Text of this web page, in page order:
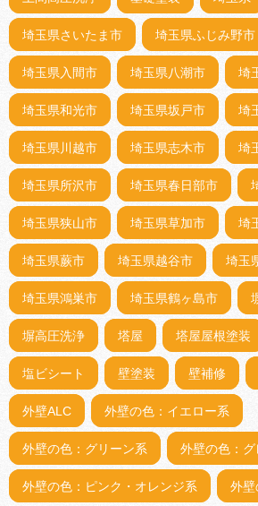
埼玉県さいたま市 埼玉県ふじみ野市
埼玉県入間市 埼玉県八潮市 埼
埼玉県和光市 埼玉県坂戸市 埼
埼玉県川越市 埼玉県志木市 埼
埼玉県所沢市 埼玉県春日部市
埼玉県狭山市 埼玉県草加市 埼
埼玉県蕨市 埼玉県越谷市 埼玉
埼玉県鴻巣市 埼玉県鶴ヶ島市
塀高圧洗浄 塔屋 塔屋屋根塗装
塩ビシート 壁塗装 壁補修
外壁ALC 外壁の色：イエロー系
外壁の色：グリーン系 外壁の色：グ
外壁の色：ピンク・オレンジ系 外壁